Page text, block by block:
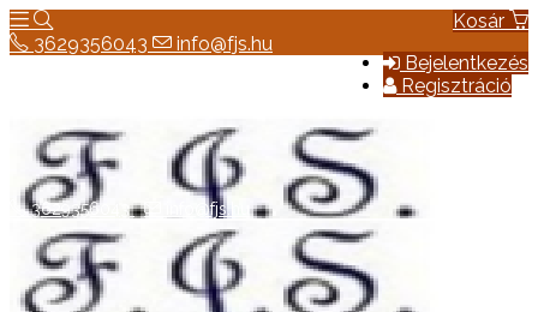
Kosár
Bejelentkezés
Regisztráció
3629356043 info@fjs.hu
3629356043 info@fjs.hu